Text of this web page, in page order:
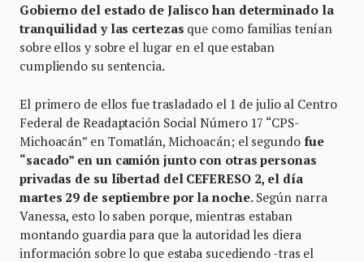
Gobierno del estado de Jalisco han determinado la
tranquilidad y las certezas que como familias tenían
sobre ellos y sobre el lugar en el que estaban
cumpliendo su sentencia.
El primero de ellos fue trasladado el 1 de julio al Centro
Federal de Readaptación Social Número 17 “CPS-
Michoacán” en Tomatlán, Michoacán; el segundo fue
“sacado” en un camión junto con otras personas
privadas de su libertad del CEFERESO 2, el día
martes 29 de septiembre por la noche.Según narra
Vanessa, esto lo saben porque, mientras estaban
montando guardia para que la autoridad les diera
información sobre lo que estaba sucediendo -tras el